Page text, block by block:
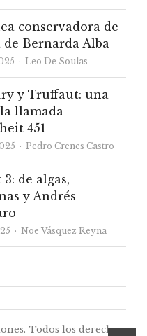
conservadora de
de Bernarda Alba
Autor
Leo De Soulas
y Truffaut: una
llamada
451
Autor
Pedro Crenes Castro
de algas,
y Andrés
Autor
Noe Vásquez Reyna
Todos los derechos